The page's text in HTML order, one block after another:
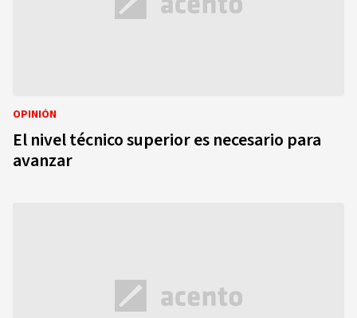
OPINIÓN
El nivel técnico superior es necesario para
avanzar